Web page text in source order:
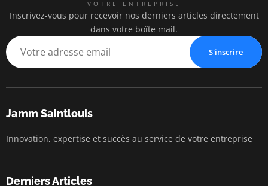
VOTRE ENTREPRISE
Inscrivez-vous pour recevoir nos derniers articles directement
dans votre boîte mail.
S'inscrire
Jamm Saintlouis
Innovation, expertise et succès au service de votre entreprise
Derniers Articles